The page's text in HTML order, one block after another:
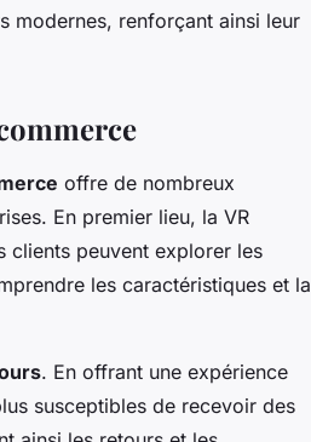
modernes, renforçant ainsi leur
offre de nombreux
En premier lieu, la VR
clients peuvent explorer les
les caractéristiques et la
. En offrant une expérience
susceptibles de recevoir des